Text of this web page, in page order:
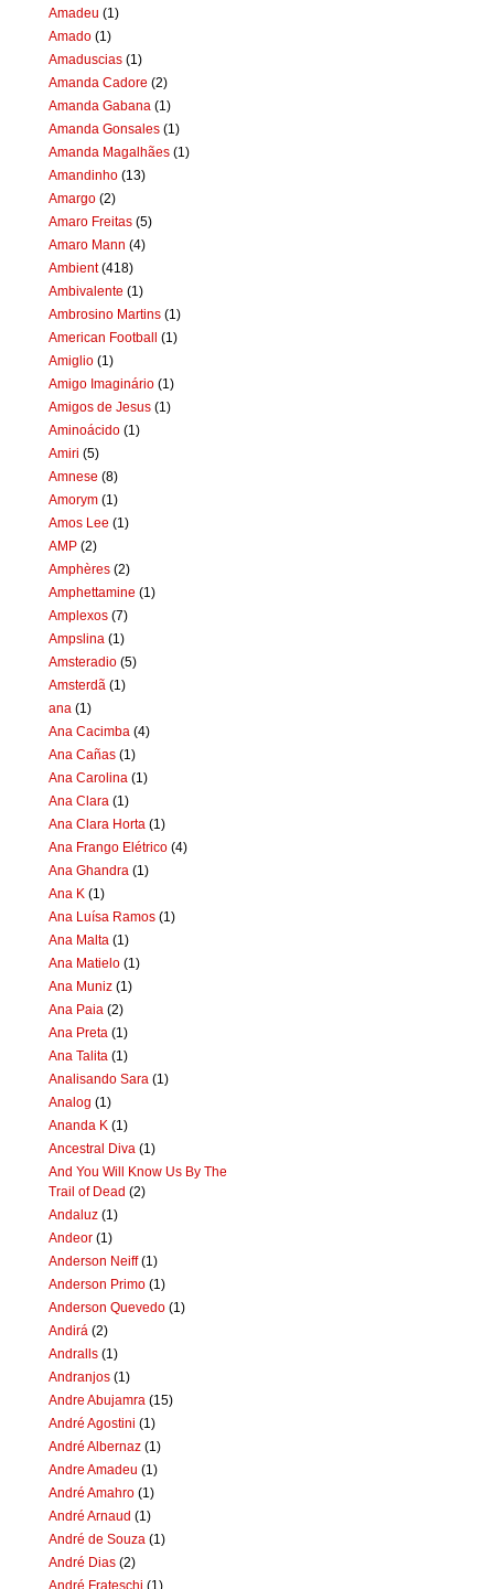
Amadeu (1)
Amado (1)
Amaduscias (1)
Amanda Cadore (2)
Amanda Gabana (1)
Amanda Gonsales (1)
Amanda Magalhães (1)
Amandinho (13)
Amargo (2)
Amaro Freitas (5)
Amaro Mann (4)
Ambient (418)
Ambivalente (1)
Ambrosino Martins (1)
American Football (1)
Amiglio (1)
Amigo Imaginário (1)
Amigos de Jesus (1)
Aminoácido (1)
Amiri (5)
Amnese (8)
Amorym (1)
Amos Lee (1)
AMP (2)
Amphères (2)
Amphettamine (1)
Amplexos (7)
Ampslina (1)
Amsteradio (5)
Amsterdã (1)
ana (1)
Ana Cacimba (4)
Ana Cañas (1)
Ana Carolina (1)
Ana Clara (1)
Ana Clara Horta (1)
Ana Frango Elétrico (4)
Ana Ghandra (1)
Ana K (1)
Ana Luísa Ramos (1)
Ana Malta (1)
Ana Matielo (1)
Ana Muniz (1)
Ana Paia (2)
Ana Preta (1)
Ana Talita (1)
Analisando Sara (1)
Analog (1)
Ananda K (1)
Ancestral Diva (1)
And You Will Know Us By The
Trail of Dead (2)
Andaluz (1)
Andeor (1)
Anderson Neiff (1)
Anderson Primo (1)
Anderson Quevedo (1)
Andirá (2)
Andralls (1)
Andranjos (1)
Andre Abujamra (15)
André Agostini (1)
André Albernaz (1)
Andre Amadeu (1)
André Amahro (1)
André Arnaud (1)
André de Souza (1)
André Dias (2)
André Frateschi (1)